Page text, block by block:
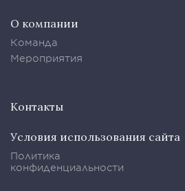
О компании
Команда
Мероприятия
Контакты
Условия использования сайта
Политика
конфиденциальности